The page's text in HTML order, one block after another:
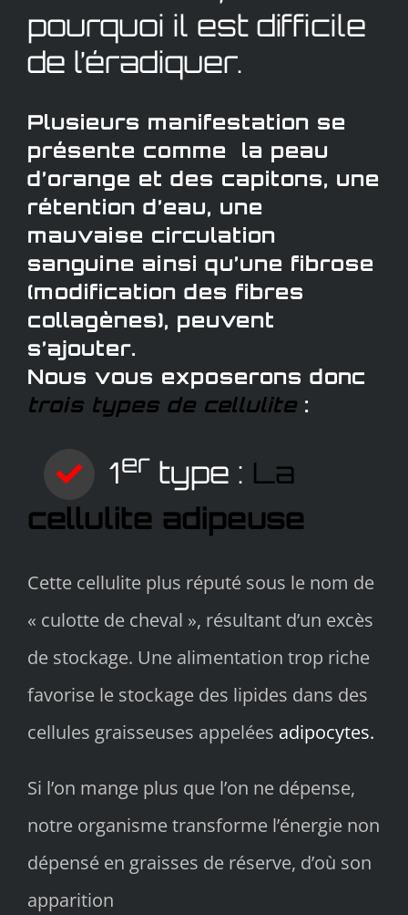
pourquoi il est difficile
de l’éradiquer.
Plusieurs manifestation se
présente comme la peau
d’orange et des capitons, une
rétention d’eau, une
mauvaise circulation
sanguine ainsi qu’une fibrose
(modification des fibres
collagènes), peuvent
s’ajouter.
Nous vous exposerons donc
trois types de cellulite:
1er type : La
cellulite adipeuse
Cette cellulite plus réputé sous le nom de
« culotte de cheval », résultant d’un excès
de stockage. Une alimentation trop riche
favorise le stockage des lipides dans des
cellules graisseuses appelées adipocytes.
Si l’on mange plus que l’on ne dépense,
notre organisme transforme l’énergie non
dépensé en graisses de réserve, d’où son
apparition